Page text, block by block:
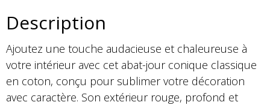
Description
Ajoutez une touche audacieuse et chaleureuse à
votre intérieur avec cet abat-jour conique classique
en coton, conçu pour sublimer votre décoration
avec caractère. Son extérieur rouge, profond et